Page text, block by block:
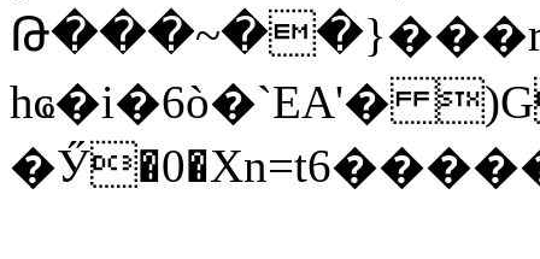
Թ���~��}�
hҩ�i�6ò�`EA'�